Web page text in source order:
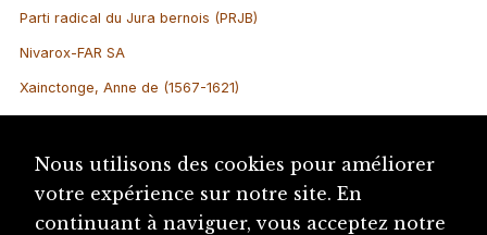
Parti radical du Jura bernois (PRJB)
Nivarox-FAR SA
Xainctonge, Anne de (1567-1621)
Nous utilisons des cookies pour améliorer
votre expérience sur notre site. En
continuant à naviguer, vous acceptez notre